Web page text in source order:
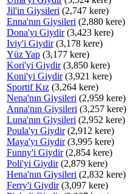
Jil'in Giysileri (2,747 kere)
Enna'nın Giysileri (2,880 kere)
Dona'yı Giydir(3,423 kere)
Iviy'i Giydir(3,178 kere)
Yüz Yap (3,177 kere)
Kori'yi Giydir(3,850 kere)
Koni'yi Giydir(3,921 kere)
Sportif Kız (3,264 kere)
Nena'nın Giysileri (2,959 kere)
Anna'nın Giysileri (3,257 kere)
Luna'nın Giysileri (2,952 kere)
Poula'yı Giydir(2,912 kere)
Maya'yı Giydir(3,995 kere)
Funny'i Giydir(2,854 kere)
Poli'yi Giydir(2,879 kere)
Hena'nın Giysileri (2,832 kere)
Ferry'i Giydir(3,097 kere)